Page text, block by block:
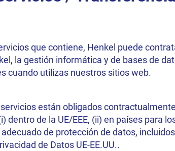
que contiene, Henkel puede
la gestión informática y de bases de
cuando utilizas nuestros sitios web.
están obligados
dentro de la UE/EEE, (ii) en países para
de protección de datos,
de Datos UE-EE.UU..